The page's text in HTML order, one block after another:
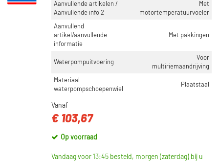
Aanvullende artikelen /
Aanvullende info 2
Met
motortemperatuurvoeler
Aanvullend
artikel/aanvullende
informatie
Met pakkingen
Waterpompuitvoering
Voor
multiriemaandrijving
Materiaal
waterpompschoepenwiel
Plaatstaal
Vanaf
€ 103,67
Op voorraad
Vandaag voor 13:45 besteld, morgen (zaterdag) bij u